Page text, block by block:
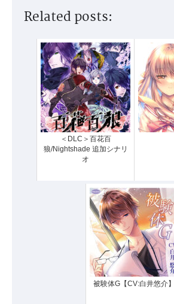
Related posts:
＜DLC＞百花百
狼/Nightshade 追加シナリ
オ
被験体G【CV:白井悠介】